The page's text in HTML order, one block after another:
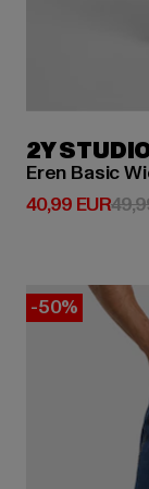
2Y
Eren Basic
40,99 EUR
Derzeitiger
-50%